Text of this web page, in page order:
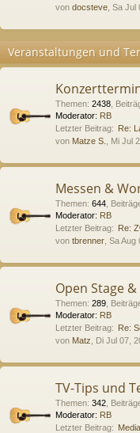
von docsteve , Sa
Veranstaltungen und
Themen: 2438
Moderator: RB
Letzter Beitrag: Re:
von Matze S. , Mi Jul
Messen &
Themen: 644
Moderator: RB
Letzter Beitrag: Re:
von tbrenner , Sa
Open Stage
Themen: 289
Moderator: RB
Letzter Beitrag: Re:
von Matz , Di Jul 07,
TV-Tips und
Themen: 342
Moderator: RB
Letzter Beitrag: